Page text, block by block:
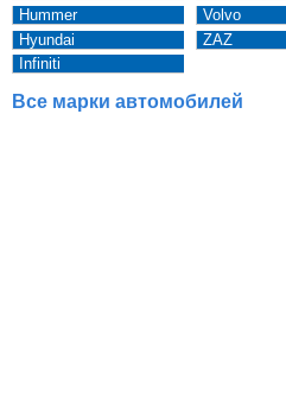
Hummer
Hyundai
Infiniti
Volvo
ZAZ
Все марки автомобилей